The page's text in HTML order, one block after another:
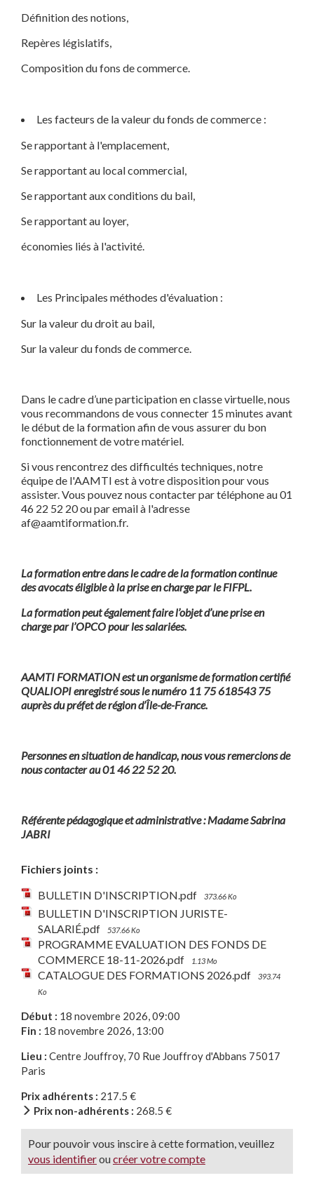
Définition des notions,
Repères législatifs,
Composition du fons de commerce.
Les facteurs de la valeur du fonds de commerce :
Se rapportant à l'emplacement,
Se rapportant au local commercial,
Se rapportant aux conditions du bail,
Se rapportant au loyer,
économies liés à l'activité.
Les Principales méthodes d'évaluation :
Sur la valeur du droit au bail,
Sur la valeur du fonds de commerce.
Dans le cadre d’une participation en classe virtuelle, nous
vous recommandons de vous connecter 15 minutes avant
le début de la formation afin de vous assurer du bon
fonctionnement de votre matériel.
Si vous rencontrez des difficultés techniques, notre
équipe de l'AAMTI est à votre disposition pour vous
assister. Vous pouvez nous contacter par téléphone au 01
46 22 52 20 ou par email à l'adresse
af@aamtiformation.fr.
La formation entre dans le cadre de la formation continue
des avocats éligible à la prise en charge par le FIFPL.
La formation peut également faire l’objet d’une prise en
charge par l’OPCO pour les salariées.
AAMTI FORMATION est un organisme de formation certifié
QUALIOPI enregistré sous le numéro 11 75 618543 75
auprès du préfet de région d’Île-de-France.
Personnes en situation de handicap, nous vous remercions de
nous contacter au 01 46 22 52 20.
Référente pédagogique et administrative : Madame Sabrina
JABRI
Fichiers joints :
BULLETIN D'INSCRIPTION.pdf
373.66 Ko
BULLETIN D'INSCRIPTION JURISTE-
SALARIÉ.pdf
537.66 Ko
PROGRAMME EVALUATION DES FONDS DE
COMMERCE 18-11-2026.pdf
1.13 Mo
CATALOGUE DES FORMATIONS 2026.pdf
393.74
Ko
Début : 18 novembre 2026, 09:00
Fin : 18 novembre 2026, 13:00
Lieu : Centre Jouffroy, 70 Rue Jouffroy d'Abbans 75017
Paris
Prix adhérents : 217.5 €
Prix non-adhérents : 268.5 €
Pour pouvoir vous inscire à cette formation, veuillez
vous identifieroucréer votre compte